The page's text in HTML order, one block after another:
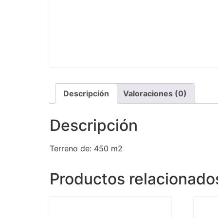
Descripción Valoraciones (0)
Descripción
Terreno de: 450 m2
Productos